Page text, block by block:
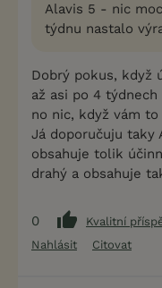
Alavis 5 - nic
týdnu nastalo
Dobrý pokus, když
až asi po 4 týdnech
no nic, když vám
Já doporučuju taky
obsahuje tolik
drahý a obsahuje
0
Kvalitní
Nahlásit
Citovat